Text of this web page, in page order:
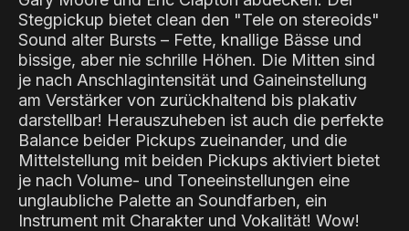
Stegpickup bietet clean den "Tele on stereoids"
Sound alter Bursts – Fette, knallige Bässe und
bissige, aber nie schrille Höhen. Die Mitten sind
je nach Anschlagintensität und Gaineinstellung
am Verstärker von zurückhaltend bis plakativ
darstellbar! Herauszuheben ist auch die perfekte
Balance beider Pickups zueinander, und die
Mittelstellung mit beiden Pickups aktiviert bietet
je nach Volume- und Toneeinstellungen eine
unglaubliche Palette an Soundfarben, ein
Instrument mit Charakter und Vokalität! Wow!